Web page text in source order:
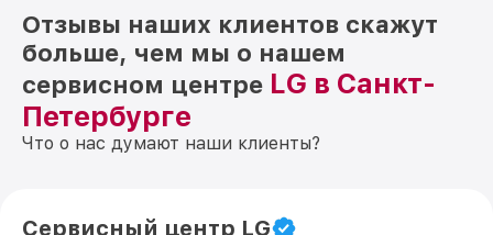
Отзывы наших клиентов скажут
больше, чем мы о нашем
сервисном центре LG в Санкт-
Петербурге
Что о нас думают наши клиенты?
Сервисный центр LG